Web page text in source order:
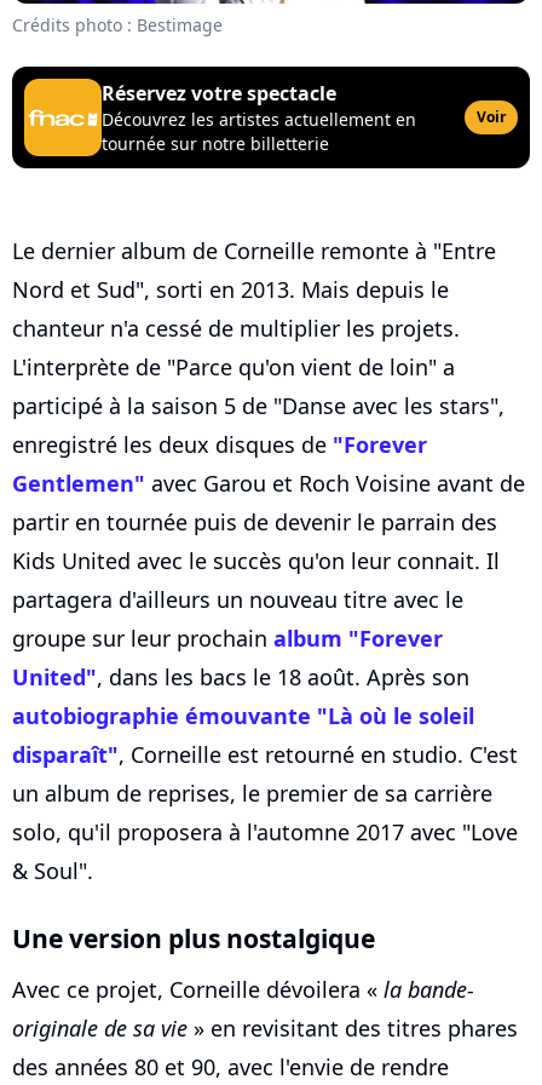
Crédits photo : Bestimage
Réservez votre spectacle
Découvrez les artistes actuellement en
tournée sur notre billetterie
Voir
Le dernier album de Corneille remonte à "Entre
Nord et Sud", sorti en 2013. Mais depuis le
chanteur n'a cessé de multiplier les projets.
L'interprète de "Parce qu'on vient de loin" a
participé à la saison 5 de "Danse avec les stars",
enregistré les deux disques de "Forever
Gentlemen" avec Garou et Roch Voisine avant de
partir en tournée puis de devenir le parrain des
Kids United avec le succès qu'on leur connait. Il
partagera d'ailleurs un nouveau titre avec le
groupe sur leur prochain album "Forever
United", dans les bacs le 18 août. Après son
autobiographie émouvante "Là où le soleil
disparaît", Corneille est retourné en studio. C'est
un album de reprises, le premier de sa carrière
solo, qu'il proposera à l'automne 2017 avec "Love
& Soul".
Une version plus nostalgique
Avec ce projet, Corneille dévoilera « la bande-
originale de sa vie » en revisitant des titres phares
des années 80 et 90, avec l'envie de rendre